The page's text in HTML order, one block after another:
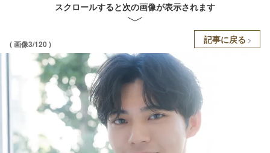
スクロールすると次の画像が表示されます
( 画像3/120 ) 記事に戻る